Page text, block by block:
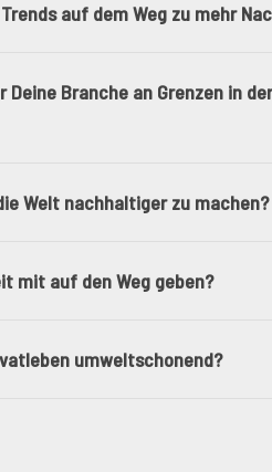
auf dem Weg zu mehr
Branche an Grenzen in
Welt nachhaltiger zu machen?
mit auf den Weg geben?
umweltschonend?